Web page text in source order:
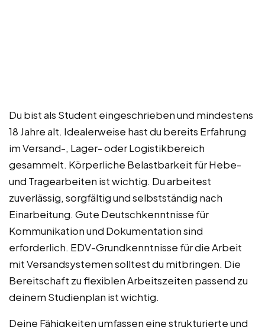
Du bist als Student eingeschrieben und mindestens
18 Jahre alt. Idealerweise hast du bereits Erfahrung
im Versand-, Lager- oder Logistikbereich
gesammelt. Körperliche Belastbarkeit für Hebe-
und Tragearbeiten ist wichtig. Du arbeitest
zuverlässig, sorgfältig und selbstständig nach
Einarbeitung. Gute Deutschkenntnisse für
Kommunikation und Dokumentation sind
erforderlich. EDV-Grundkenntnisse für die Arbeit
mit Versandsystemen solltest du mitbringen. Die
Bereitschaft zu flexiblen Arbeitszeiten passend zu
deinem Studienplan ist wichtig.
Deine Fähigkeiten umfassen eine strukturierte und